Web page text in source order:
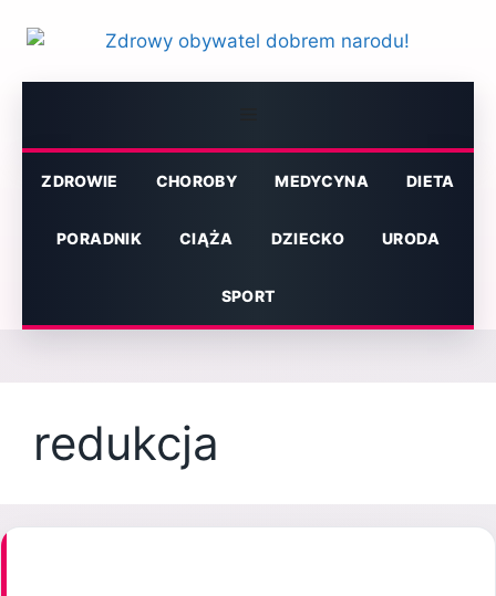
ZDROWIE CHOROBY MEDYCYNA DIETA
PORADNIK CIĄŻA DZIECKO URODA
SPORT
redukcja